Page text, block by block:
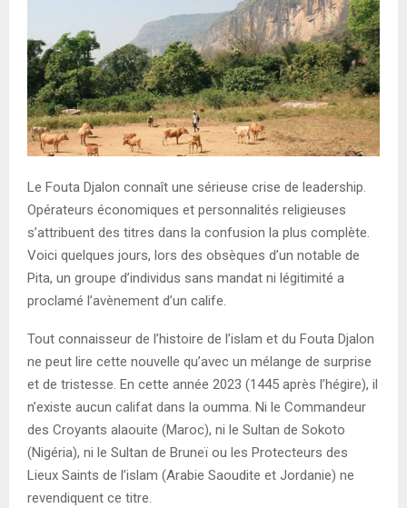
M
E
N
ULe Fouta Djalon connaît une sérieuse crise de leadership.
Opérateurs économiques et personnalités religieuses
s’attribuent des titres dans la confusion la plus complète.
Voici quelques jours, lors des obsèques d’un notable de
Pita, un groupe d’individus sans mandat ni légitimité a
proclamé l’avènement d’un calife.
Tout connaisseur de l’histoire de l’islam et du Fouta Djalon
ne peut lire cette nouvelle qu’avec un mélange de surprise
et de tristesse. En cette année 2023 (1445 après l’hégire), il
n’existe aucun califat dans la oumma. Ni le Commandeur
des Croyants alaouite (Maroc), ni le Sultan de Sokoto
(Nigéria), ni le Sultan de Bruneï ou les Protecteurs des
Lieux Saints de l’islam (Arabie Saoudite et Jordanie) ne
revendiquent ce titre.